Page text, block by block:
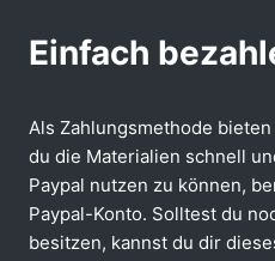
Einfach
Als Zahlungsmethode
du die Materialien schnell
Paypal nutzen zu können,
Paypal-Konto. Solltest du
besitzen, kannst du dir